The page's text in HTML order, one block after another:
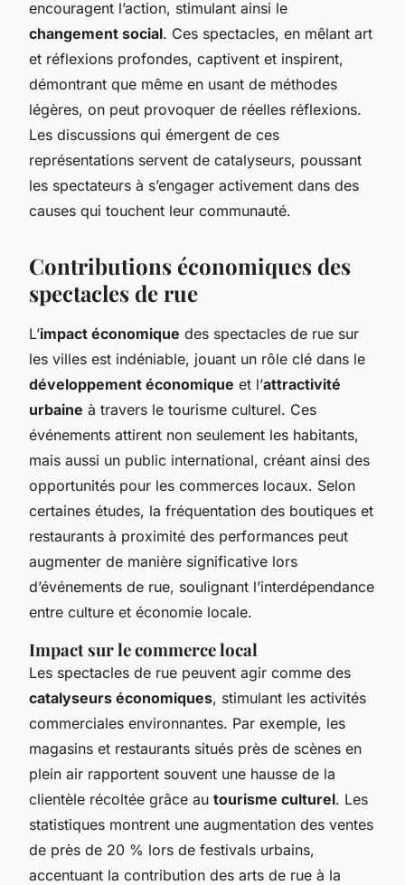
encouragent l’action, stimulant ainsi le
changement social. Ces spectacles, en mêlant art
et réflexions profondes, captivent et inspirent,
démontrant que même en usant de méthodes
légères, on peut provoquer de réelles réflexions.
Les discussions qui émergent de ces
représentations servent de catalyseurs, poussant
les spectateurs à s’engager activement dans des
causes qui touchent leur communauté.
Contributions économiques des
spectacles de rue
L’impact économique des spectacles de rue sur
les villes est indéniable, jouant un rôle clé dans le
développement économique et l’attractivité
urbaine à travers le tourisme culturel. Ces
événements attirent non seulement les habitants,
mais aussi un public international, créant ainsi des
opportunités pour les commerces locaux. Selon
certaines études, la fréquentation des boutiques et
restaurants à proximité des performances peut
augmenter de manière significative lors
d’événements de rue, soulignant l’interdépendance
entre culture et économie locale.
Impact sur le commerce local
Les spectacles de rue peuvent agir comme des
catalyseurs économiques, stimulant les activités
commerciales environnantes. Par exemple, les
magasins et restaurants situés près de scènes en
plein air rapportent souvent une hausse de la
clientèle récoltée grâce au tourisme culturel. Les
statistiques montrent une augmentation des ventes
de près de 20 % lors de festivals urbains,
accentuant la contribution des arts de rue à la